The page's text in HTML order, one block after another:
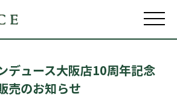
デュース大阪店10周年記念
売のお知らせ